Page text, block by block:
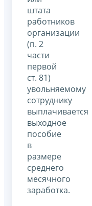
штата
работников
организации
(п. 2
части
первой
ст. 81)
увольняемому
сотруднику
выплачивается
выходное
пособие
в
размере
среднего
месячного
заработка.